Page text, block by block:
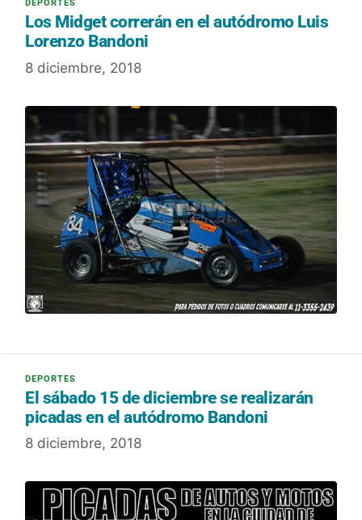
Los Midget correrán en el autódromo Luis
Lorenzo Bandoni
8 diciembre, 2018
El sábado 15 de diciembre se realizarán
picadas en el autódromo Bandoni
8 diciembre, 2018